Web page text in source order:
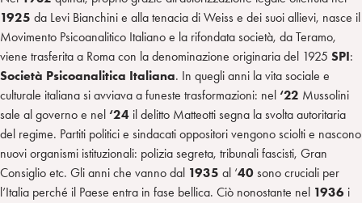
1925 da Levi Bianchini e alla tenacia di Weiss e dei suoi allievi, nasce il
Movimento Psicoanalitico Italiano e la rifondata società, da Teramo,
viene trasferita a Roma con la denominazione originaria del 1925 SPI:
Società Psicoanalitica Italiana. In quegli anni la vita sociale e
culturale italiana si avviava a funeste trasformazioni: nel ‘22 Mussolini
sale al governo e nel ‘24 il delitto Matteotti segna la svolta autoritaria
del regime. Partiti politici e sindacati oppositori vengono sciolti e nascono
nuovi organismi istituzionali: polizia segreta, tribunali fascisti, Gran
Consiglio etc. Gli anni che vanno dal 1935 al ‘40 sono cruciali per
l’Italia perché il Paese entra in fase bellica. Ciò nonostante nel 1936 i